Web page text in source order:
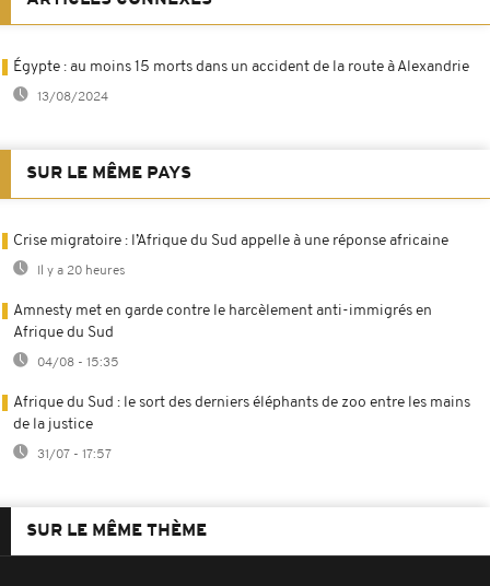
Égypte : au moins 15 morts dans un accident de la route à Alexandrie
13/08/2024
SUR LE MÊME PAYS
Crise migratoire : l’Afrique du Sud appelle à une réponse africaine
Il y a 20 heures
Amnesty met en garde contre le harcèlement anti-immigrés en
Afrique du Sud
04/08 - 15:35
Afrique du Sud : le sort des derniers éléphants de zoo entre les mains
de la justice
31/07 - 17:57
SUR LE MÊME THÈME